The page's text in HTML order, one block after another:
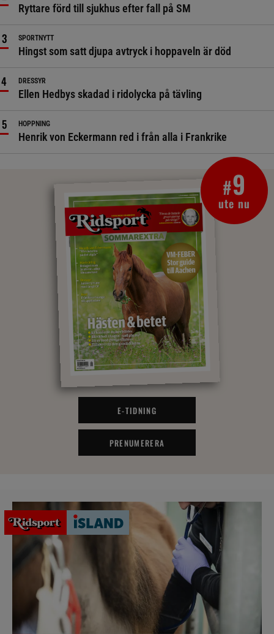
Ryttare förd till sjukhus efter fall på SM
SPORTNYTT
Hingst som satt djupa avtryck i hoppaveln är död
DRESSYR
Ellen Hedbys skadad i ridolycka på tävling
HOPPNING
Henrik von Eckermann red i från alla i Frankrike
#9
ute nu
E-TIDNING
PRENUMERERA